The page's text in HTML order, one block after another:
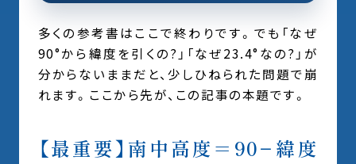
多くの参考書はここで終わりです。でも「なぜ
90°から緯度を引くの?」「なぜ23.4°なの?」が
分からないままだと、少しひねられた問題で崩
れます。ここから先が、この記事の本題です。
【最重要】南中高度＝90−緯度